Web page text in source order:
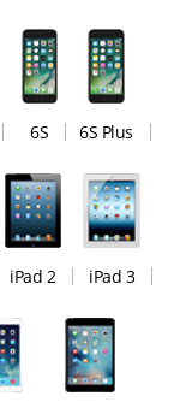
6S 6S Plus
iPad 2 iPad 3